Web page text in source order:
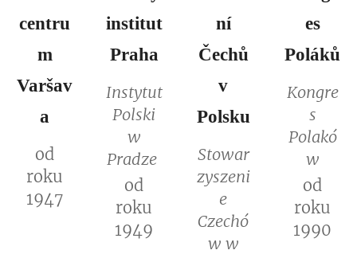
centru
m
Varšav
a
od
roku
1947
institut
Praha
Instytut
Polski
w
Pradze
od
roku
1949
ní
Čechů
v
Polsku
Stowar
zyszeni
e
Czechó
w w
es
Poláků
Kongre
s
Polakó
w
od
roku
1990